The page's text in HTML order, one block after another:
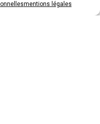
mentions légales